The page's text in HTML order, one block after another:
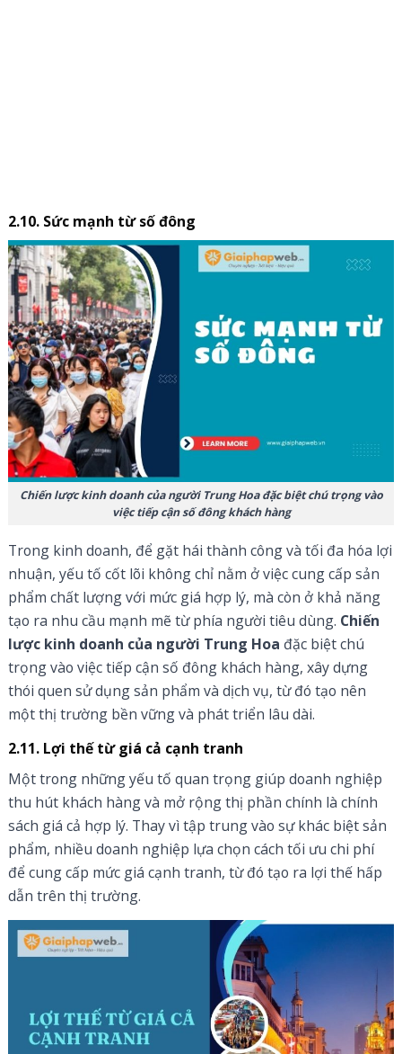
2.10. Sức mạnh từ số đông
Chiến lược kinh doanh của người Trung Hoa đặc biệt chú trọng vào
việc tiếp cận số đông khách hàng
Trong kinh doanh, để gặt hái thành công và tối đa hóa lợi
nhuận, yếu tố cốt lõi không chỉ nằm ở việc cung cấp sản
phẩm chất lượng với mức giá hợp lý, mà còn ở khả năng
tạo ra nhu cầu mạnh mẽ từ phía người tiêu dùng. Chiến
lược kinh doanh của người Trung Hoa đặc biệt chú
trọng vào việc tiếp cận số đông khách hàng, xây dựng
thói quen sử dụng sản phẩm và dịch vụ, từ đó tạo nên
một thị trường bền vững và phát triển lâu dài.
2.11. Lợi thế từ giá cả cạnh tranh
Một trong những yếu tố quan trọng giúp doanh nghiệp
thu hút khách hàng và mở rộng thị phần chính là chính
sách giá cả hợp lý. Thay vì tập trung vào sự khác biệt sản
phẩm, nhiều doanh nghiệp lựa chọn cách tối ưu chi phí
để cung cấp mức giá cạnh tranh, từ đó tạo ra lợi thế hấp
dẫn trên thị trường.